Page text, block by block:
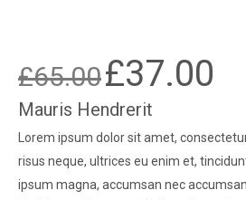
£65.00 Original
was:
£65.00.
£37.00
Mauris Hendrerit
Lorem ipsum dolor sit amet,
risus neque, ultrices eu enim et,
ipsum magna, accumsan nec